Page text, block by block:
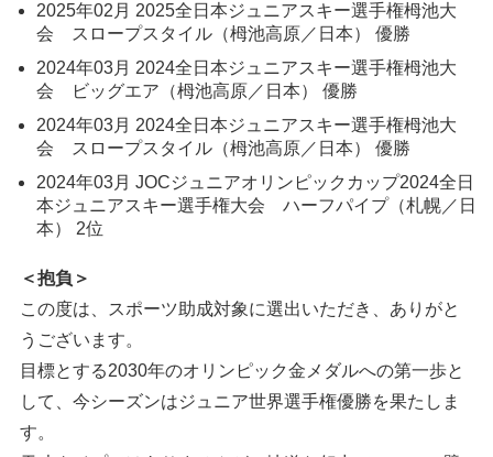
2025年02月 2025全日本ジュニアスキー選手権栂池大
会 スロープスタイル（栂池高原／日本） 優勝
2024年03月 2024全日本ジュニアスキー選手権栂池大
会 ビッグエア（栂池高原／日本） 優勝
2024年03月 2024全日本ジュニアスキー選手権栂池大
会 スロープスタイル（栂池高原／日本） 優勝
2024年03月 JOCジュニアオリンピックカップ2024全日
本ジュニアスキー選手権大会 ハーフパイプ（札幌／日
本） 2位
＜抱負＞
この度は、スポーツ助成対象に選出いただき、ありがと
うございます。
目標とする2030年のオリンピック金メダルへの第一歩と
して、今シーズンはジュニア世界選手権優勝を果たしま
す。